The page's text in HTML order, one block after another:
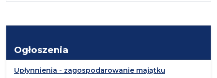
Ogłoszenia
Upłynnienia - zagospodarowanie majątku